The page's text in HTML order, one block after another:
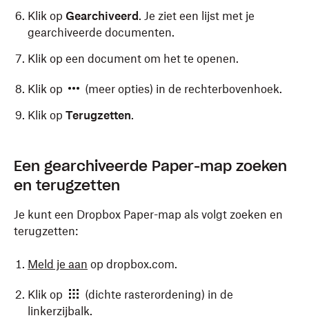
Klik op Gearchiveerd . Je ziet een lijst met je
gearchiveerde documenten.
Klik op een document om het te openen.
Klik op
(meer opties) in de rechterbovenhoek.
Klik op Terugzetten.
Een gearchiveerde Paper-map zoeken
en terugzetten
Je kunt een Dropbox Paper-map als volgt zoeken en
terugzetten:
Meld je aan op dropbox.com.
Klik op
(dichte rasterordening) in de
linkerzijbalk.